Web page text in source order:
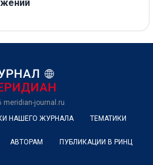
meridian-journal.ru
НАШЕГО ЖУРНАЛА ТЕМАТИКИ
АВТОРАМ ПУБЛИКАЦИИ В РИНЦ